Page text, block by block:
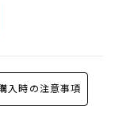
入時の注意事項